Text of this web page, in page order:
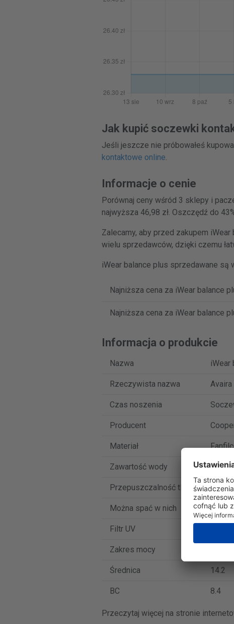
Jak kupić soczewki
Jeśli jeszcze nie próbowałeś
kontaktowe online.
Informacje o cenie
Porównaj ceny wśród 3 sklepy i
najwyższa 46,98 zł. Oszczędź do
Zalecamy, aby przed zakupem
wielu sprzedawców, dzięki czemu
iWear balance plus sprzedawane są
Najniższa cena za iWear balance
Najniższa cena za iWear balance
Informacja o produkcie
Nazwa iWear
Rzeczywista nazwa
Czas noszenia
Producent
Materiał
Zawartość wody 55 %
Przepuszczalność tlenowa 110
Można spać w nich Nie
Filtr UV
Zakres mocy
Średnica 14.2
BC 8.4
Przeczytaj więcej na stronie